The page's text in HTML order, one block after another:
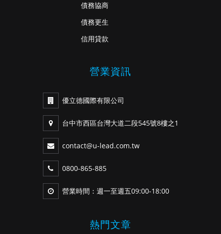
債務協商
債務更生
信用貸款
營業資訊
優立德國際有限公司
台中市西區台灣大道二段545號8樓之1
contact@u-lead.com.tw
0800-865-885
營業時間：週一至週五09:00-18:00
熱門文章